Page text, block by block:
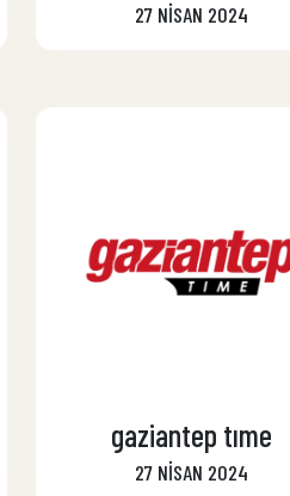
27 NİSAN 2024
gaziantep tıme
27 NİSAN 2024